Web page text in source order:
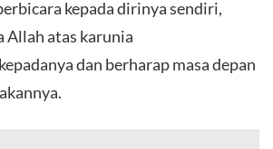
kepada dirinya sendiri,
Allah atas karunia
dan berharap masa depan